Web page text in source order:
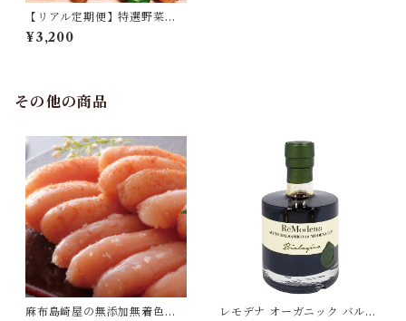
【リアル定期便】特選野菜セ
ット 月1コース
¥3,200
その他の商品
麻布島崎屋の無添加無着色明
レモデナ オーガニック バルサ